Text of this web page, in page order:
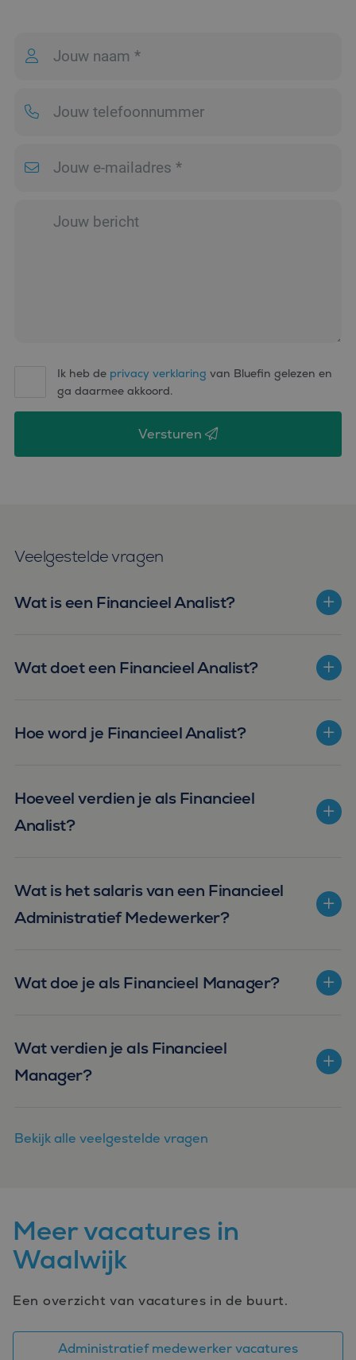
Ik heb de privacy verklaring van Bluefin gelezen en
ga daarmee akkoord.
Versturen
Veelgestelde vragen
Wat is een Financieel Analist?
Wat doet een Financieel Analist?
Hoe word je Financieel Analist?
Hoeveel verdien je als Financieel
Analist?
Wat is het salaris van een Financieel
Administratief Medewerker?
Wat doe je als Financieel Manager?
Wat verdien je als Financieel
Manager?
Bekijk alle veelgestelde vragen
Meer vacatures in
Waalwijk
Een overzicht van vacatures in de buurt.
Administratief medewerker vacatures